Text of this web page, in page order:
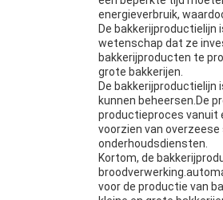
energieverbruik,
De
wetenschap dat ze
bakkerijproducten te
grote bakkerijen.
De
kunnen beheersen.De
productieproces vanuit
voorzien van
onderhoudsdiensten.
Kortom, de
voor de productie van